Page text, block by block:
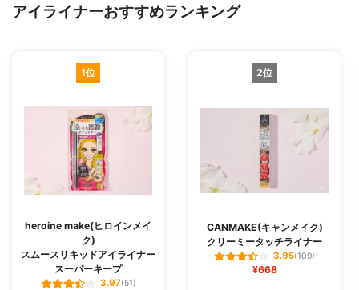
アイライナーおすすめランキング
1位
heroine make(ヒロインメイ
ク)
スムースリキッドアイライナー
スーパーキープ
3.97(51)
2位
CANMAKE(キャンメイク)
クリーミータッチライナー
3.95(109)
¥668